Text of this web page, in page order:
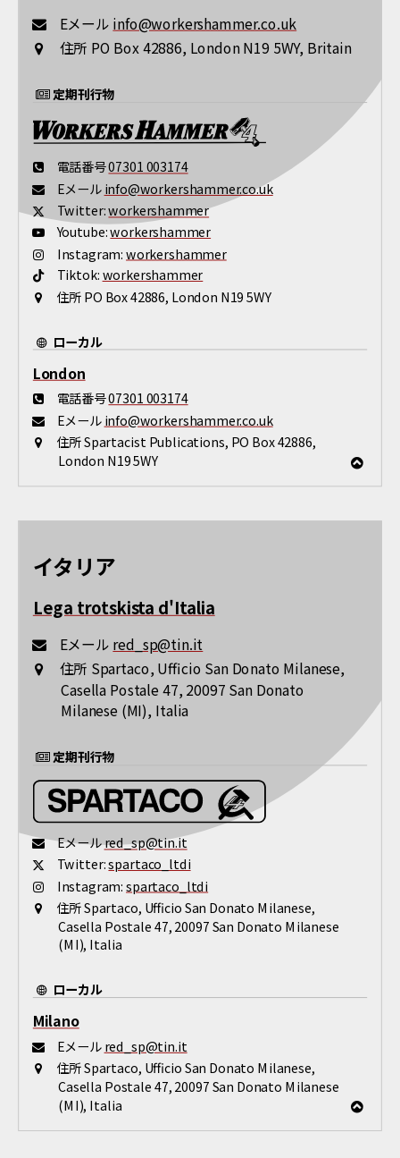
Eメール info@workershammer.co.uk
住所 PO Box 42886, London N19 5WY, Britain
定期刊行物
電話番号07301 003174
Eメール info@workershammer.co.uk
Twitter:workershammer
Youtube:workershammer
Instagram:workershammer
Tiktok:workershammer
住所PO Box 42886, London N19 5WY
ローカル
London
電話番号07301 003174
Eメール info@workershammer.co.uk
住所Spartacist Publications, PO Box 42886,
London N19 5WY
イタリア
Lega trotskista d'Italia
Eメール red_sp@tin.it
住所 Spartaco, Ufficio San Donato Milanese,
Casella Postale 47, 20097 San Donato
Milanese (MI), Italia
定期刊行物
Eメールred_sp@tin.it
Twitter:spartaco_ltdi
Instagram:spartaco_ltdi
住所Spartaco, Ufficio San Donato Milanese,
Casella Postale 47, 20097 San Donato Milanese
(MI), Italia
ローカル
Milano
Eメール red_sp@tin.it
住所Spartaco, Ufficio San Donato Milanese,
Casella Postale 47, 20097 San Donato Milanese
(MI), Italia